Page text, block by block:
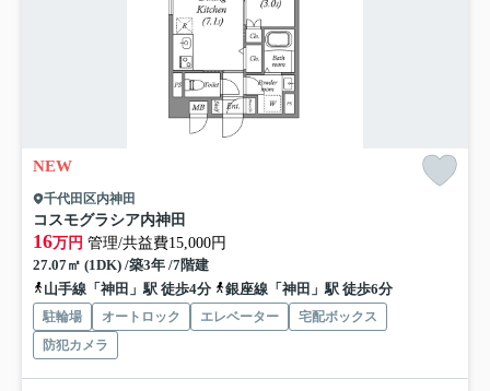
NEW
千代田区内神田
コスモグラシア内神田
16万円 管理/共益費15,000円
27.07㎡ (1DK) /築3年 /7階建
山手線「神田」駅 徒歩4分
銀座線「神田」駅 徒歩6分
駐輪場 オートロック エレベーター
宅配ボックス
防犯カメラ